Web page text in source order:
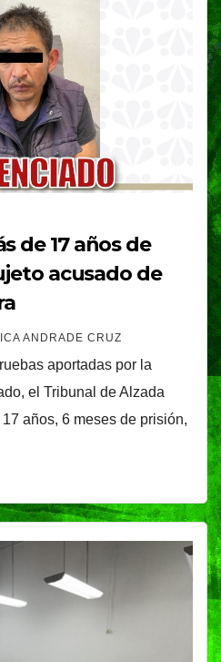
de 17 años de
acusado de
ANDRADE CRUZ
aportadas por la
el Tribunal de Alzada
años, 6 meses de prisión,